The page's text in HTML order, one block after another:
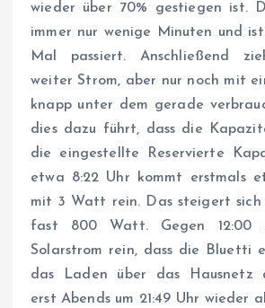
wieder über 70% gestiegen ist.
immer nur wenige Minuten und
Mal passiert. Anschließend
weiter Strom, aber nur noch mit
knapp unter dem gerade
dies dazu führt, dass die
die eingestellte Reservierte
etwa 8:22 Uhr kommt erstmals
mit 3 Watt rein. Das steigert
fast 800 Watt. Gegen 12:00
Solarstrom rein, dass die Bluetti
das Laden über das Hausnetz
erst Abends um 21:49 Uhr wieder